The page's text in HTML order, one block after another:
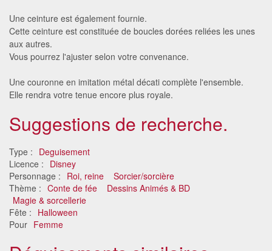
Une ceinture est également fournie.
Cette ceinture est constituée de boucles dorées reliées les unes
aux autres.
Vous pourrez l'ajuster selon votre convenance.
Une couronne en imitation métal décati complète l'ensemble.
Elle rendra votre tenue encore plus royale.
Suggestions de recherche.
Type : Deguisement
Licence : Disney
Personnage : Roi, reine
Sorcier/sorcière
Thème : Conte de fée
Dessins Animés & BD
Magie & sorcellerie
Fête : Halloween
Pour Femme